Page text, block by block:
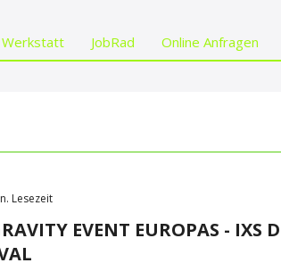
Werkstatt JobRad Online Anfragen
EVENT EUROPAS - IXS
Lesezeit